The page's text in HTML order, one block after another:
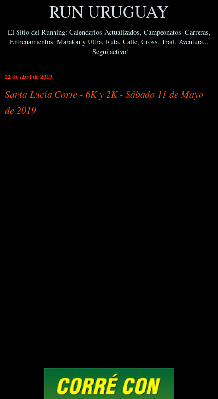
RUN URUGUAY
El Sitio del Running: Calendarios Actualizados, Campeonatos, Carreras,
Entrenamientos, Maratón y Ultra, Ruta, Calle, Cross, Trail, Aventura...
¡Seguí activo!
21 de abril de 2019
Santa Lucía Corre - 6K y 2K - Sábado 11 de Mayo
de 2019